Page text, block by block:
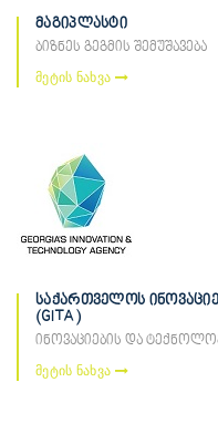
მაგიპლასტი
ბიზნეს გეგმის შემუშავება
მეტის ნახვა
საქართველოს
(GITA)
ინოვაციების და
მეტის ნახვა